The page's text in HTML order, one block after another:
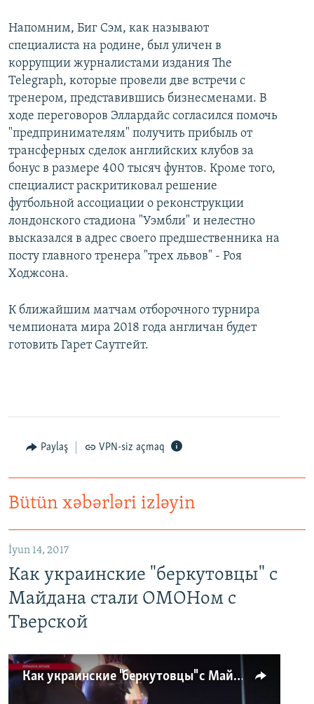
Напомним, Биг Сэм, как называют
специалиста на родине, был уличен в
коррупции журналистами издания The
Telegraph, которые провели две встречи с
тренером, представившись бизнесменами. В
ходе переговоров Эллардайс согласился помочь
"предпринимателям" получить прибыль от
трансферных сделок английских клубов за
бонус в размере 400 тысяч фунтов. Кроме того,
специалист раскритиковал решение
футбольной ассоциации о реконструкции
лондонского стадиона "Уэмбли" и нелестно
высказался в адрес своего предшественника на
посту главного тренера "трех львов" - Роя
Ходжсона.
К ближайшим матчам отборочного турнира
чемпионата мира 2018 года англичан будет
готовить Гарет Саутгейт.
Paylaş VPN-siz açmaq
Bütün xəbərləri izləyin
İyun 14, 2017
Как украинские "беркутовцы" с
Майдана стали ОМОНом с
Тверской
Как украинские "беркутовцы" с Майдана стали ОМОНом с Тверской